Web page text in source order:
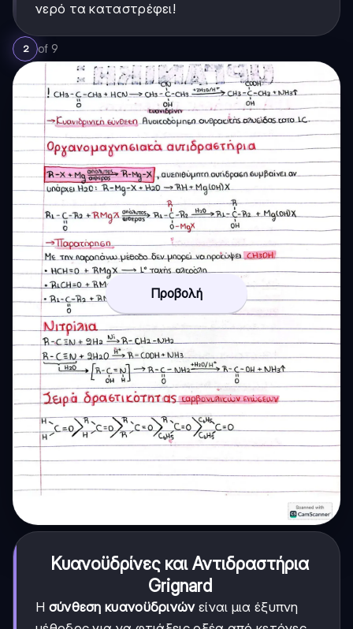
νερό τα καταστρέφει!
2 of 9
Προβολή
Κυανοϋδρίνες και Αντιδραστήρια
Grignard
Η σύνθεση κυανοϋδρινώνείναι μια έξυπνη